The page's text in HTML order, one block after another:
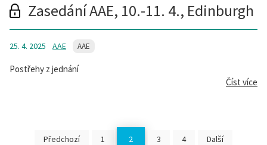
Zasedání AAE, 10.-11. 4., Edinburgh
25. 4. 2025 AAE AAE
Postřehy z jednání
Číst více
Předchozí 1 2 3 4 Další